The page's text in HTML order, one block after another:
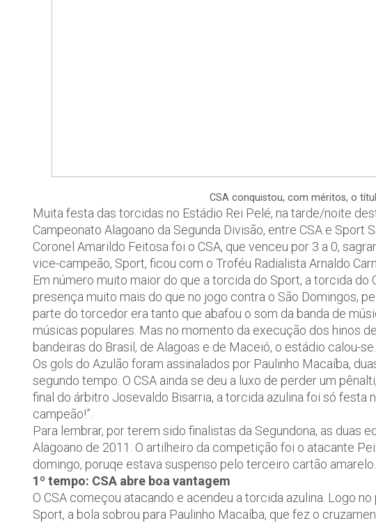
CSA conquistou, com méritos, o
Muita festa das torcidas no Estádio Rei Pelé, na tarde/noite
Campeonato Alagoano da Segunda Divisão, entre CSA e Sport
Coronel Amarildo Feitosa foi o CSA, que venceu por 3 a 0,
vice-campeão, Sport, ficou com o Troféu Radialista Arnaldo
Em número muito maior do que a torcida do Sport, a torcida do
presença muito mais do que no jogo contra o São Domingos,
parte do torcedor era tanto que abafou o som da banda de
músicas populares. Mas no momento da execução dos hinos
bandeiras do Brasil, de Alagoas e de Maceió, o estádio calou-se.
Os gols do Azulão foram assinalados por Paulinho Macaíba,
segundo tempo. O CSA ainda se deu a luxo de perder um
final do árbitro Josevaldo Bisarria, a torcida azulina foi só festa
campeão!”.
Para lembrar, por terem sido finalistas da Segundona, as duas
Alagoano de 2011. O artilheiro da competição foi o atacante
domingo, poruqe estava suspenso pelo terceiro cartão amarelo.
1º tempo: CSA abre boa vantagem
O CSA começou atacando e acendeu a torcida azulina. Logo
Sport, a bola sobrou para Paulinho Macaíba, que fez o